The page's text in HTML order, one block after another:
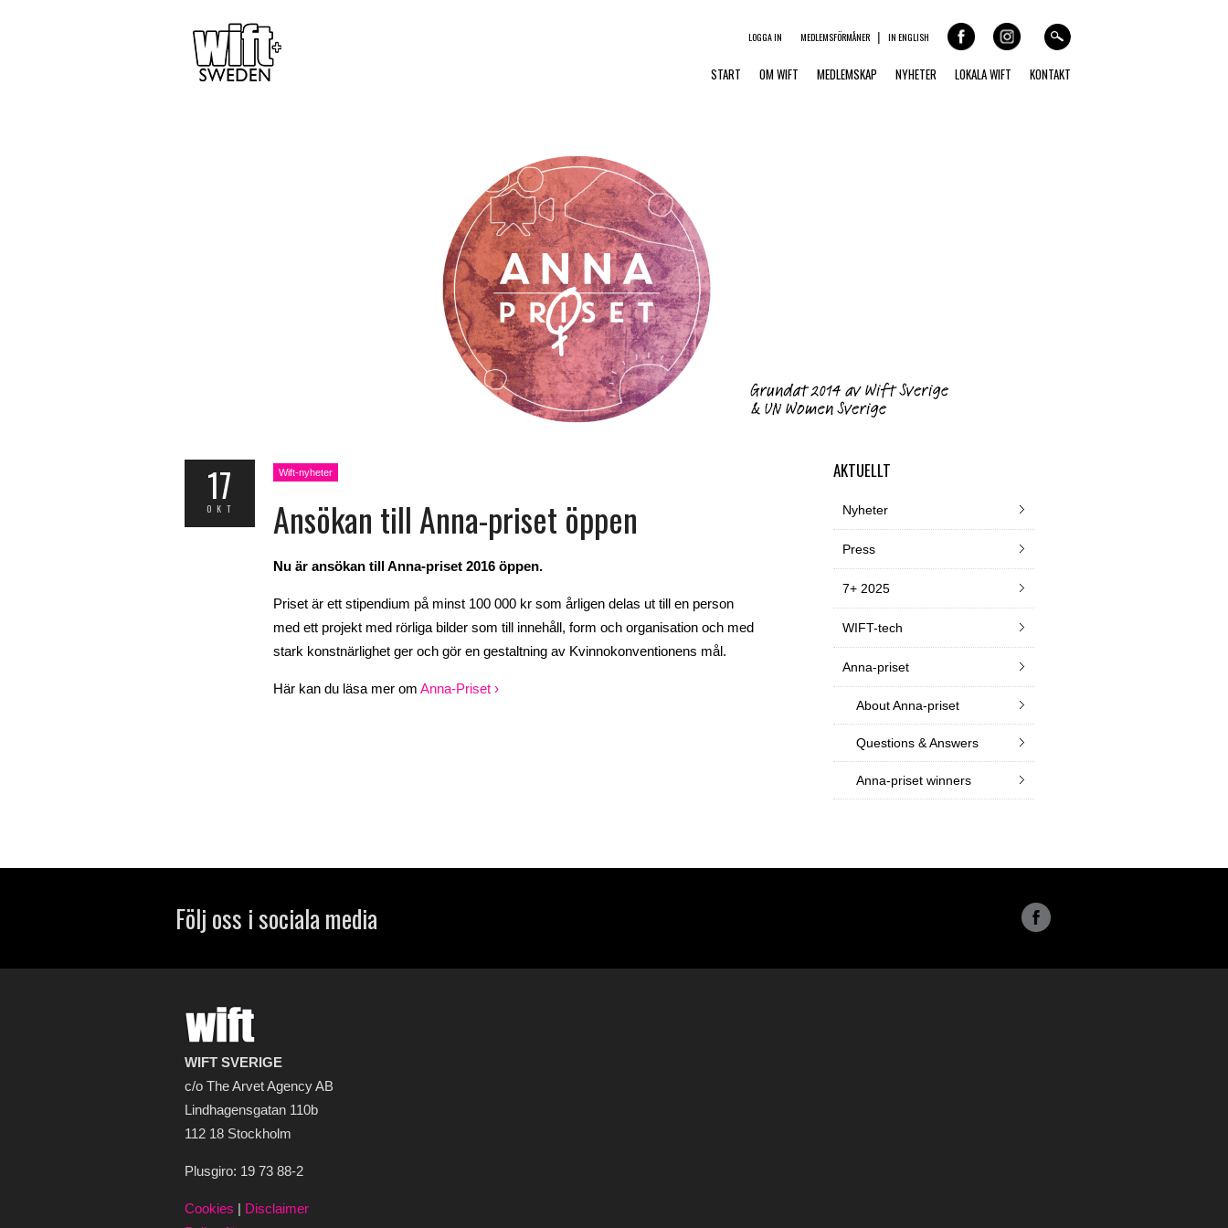
LOGGA IN MEDLEMSFÖRMÅNER IN ENGLISH
START OM WIFT MEDLEMSKAP NYHETER LOKALA WIFT KONTAKT
17
OKT
Wift-nyheter
Ansökan till Anna-priset öppen
Nu är ansökan till Anna-priset 2016 öppen.
Priset är ett stipendium på minst 100 000 kr som årligen delas ut till en person
med ett projekt med rörliga bilder som till innehåll, form och organisation och med
stark konstnärlighet ger och gör en gestaltning av Kvinnokonventionens mål.
Här kan du läsa mer om Anna-Priset ›
AKTUELLT
Nyheter
Press
7+ 2025
WIFT-tech
Anna-priset
About Anna-priset
Questions & Answers
Anna-priset winners
Följ oss i sociala media
WIFT SVERIGE
c/o The Arvet Agency AB
Lindhagensgatan 110b
112 18 Stockholm
Plusgiro: 19 73 88-2
Cookies | Disclaimer